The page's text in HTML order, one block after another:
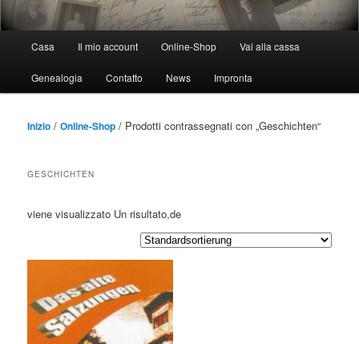
Casa Il mio account Online-Shop Vai alla cassa
Genealogia Contatto News Impronta
Inizio /Online-Shop / Prodotti contrassegnati con „Geschichten“
GESCHICHTEN
viene visualizzato Un risultato,de